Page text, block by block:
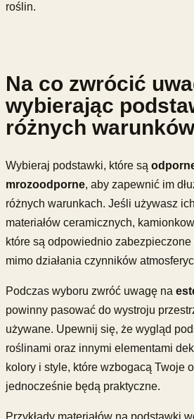
roślin.
Na co zwrócić
wybierając
różnych
Wybieraj podstawki, które są
mrozoodporne, aby zapewnić im
różnych warunkach. Jeśli używasz
materiałów ceramicznych,
które są odpowiednio
mimo działania czynników
Podczas wyboru zwróć uwagę na
powinny pasować do wystroju
używane. Upewnij się, że wygląd
roślinami oraz innymi elementami
kolory i style, które wzbogacą Twoje
jednocześnie będą praktyczne.
Przykłady materiałów na podstawki